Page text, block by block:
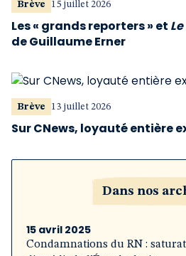
Brève 15 juillet 2026
Les « grands reporters » et
de Guillaume Erner
Brève 13 juillet 2026
Sur CNews, loyauté entière
Dans nos
15 avril 2025
Condamnations du RN :